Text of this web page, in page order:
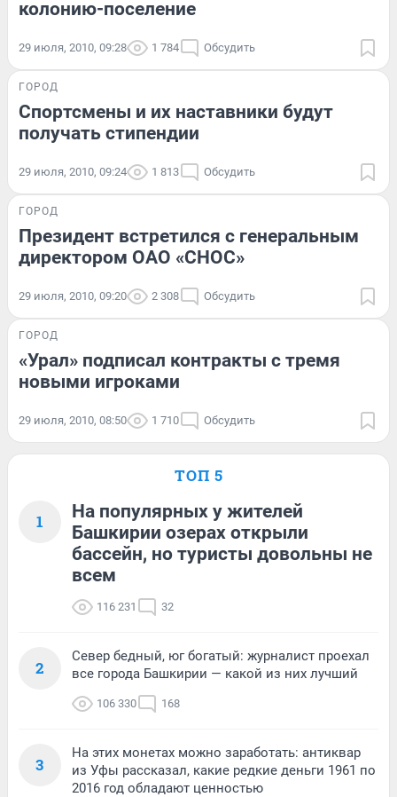
колонию-поселение
29 июля, 2010, 09:28 1 784 Обсудить
ГОРОД
Спортсмены и их наставники будут
получать стипендии
29 июля, 2010, 09:24 1 813 Обсудить
ГОРОД
Президент встретился с генеральным
директором ОАО «СНОС»
29 июля, 2010, 09:20 2 308 Обсудить
ГОРОД
«Урал» подписал контракты с тремя
новыми игроками
29 июля, 2010, 08:50 1 710 Обсудить
ТОП 5
1
На популярных у жителей
Башкирии озерах открыли
бассейн, но туристы довольны не
всем
116 231 32
2
Север бедный, юг богатый: журналист проехал
все города Башкирии — какой из них лучший
106 330 168
3
На этих монетах можно заработать: антиквар
из Уфы рассказал, какие редкие деньги 1961 по
2016 год обладают ценностью